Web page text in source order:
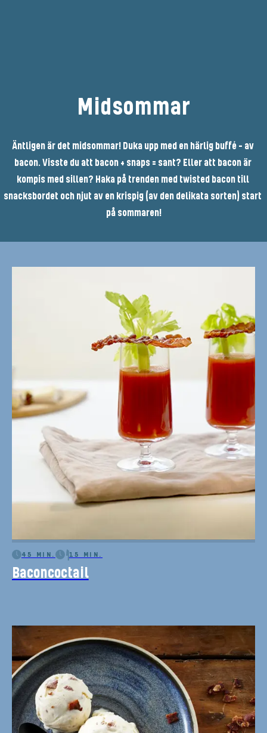
Midsommar
Äntligen är det midsommar! Duka upp med en härlig buffé - av
bacon. Visste du att bacon + snaps = sant? Eller att bacon är
kompis med sillen? Haka på trenden med twisted bacon till
snacksbordet och njut av en krispig (av den delikata sorten) start
på sommaren!
45 MIN. 15 MIN.
Baconcoctail